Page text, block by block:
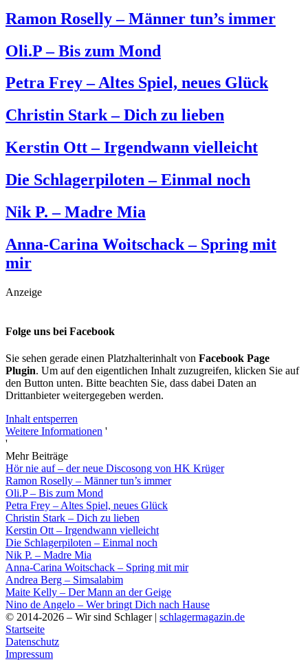
Ramon Roselly – Männer tun’s immer
Oli.P – Bis zum Mond
Petra Frey – Altes Spiel, neues Glück
Christin Stark – Dich zu lieben
Kerstin Ott – Irgendwann vielleicht
Die Schlagerpiloten – Einmal noch
Nik P. – Madre Mia
Anna-Carina Woitschack – Spring mit
mir
Anzeige
Folge uns bei Facebook
Sie sehen gerade einen Platzhalterinhalt von Facebook Page
Plugin. Um auf den eigentlichen Inhalt zuzugreifen, klicken Sie auf
den Button unten. Bitte beachten Sie, dass dabei Daten an
Drittanbieter weitergegeben werden.
Inhalt entsperren
Weitere Informationen '
'
Mehr Beiträge
Hör nie auf – der neue Discosong von HK Krüger
Ramon Roselly – Männer tun’s immer
Oli.P – Bis zum Mond
Petra Frey – Altes Spiel, neues Glück
Christin Stark – Dich zu lieben
Kerstin Ott – Irgendwann vielleicht
Die Schlagerpiloten – Einmal noch
Nik P. – Madre Mia
Anna-Carina Woitschack – Spring mit mir
Andrea Berg – Simsalabim
Maite Kelly – Der Mann an der Geige
Nino de Angelo – Wer bringt Dich nach Hause
© 2014-2026 – Wir sind Schlager | schlagermagazin.de
Startseite
Datenschutz
Impressum